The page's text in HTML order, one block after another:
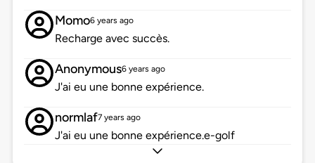
Momo6 years ago
Recharge avec succès.
Anonymous6 years ago
J'ai eu une bonne expérience.
normlaf7 years ago
J'ai eu une bonne expérience.e-golf